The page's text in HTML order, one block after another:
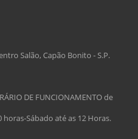
Salão, Capão Bonito - S.P.
DE FUNCIONAMENTO de
horas-Sábado até as 12 Horas.